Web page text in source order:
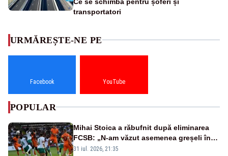
transportatori
URMĂREȘTE-NE PE
Facebook YouTube
POPULAR
Mihai Stoica a răbufnit după eliminarea
FCSB: „N-am văzut asemenea greșeli în
190 de meciuri europene”
31 iul. 2026, 21:35